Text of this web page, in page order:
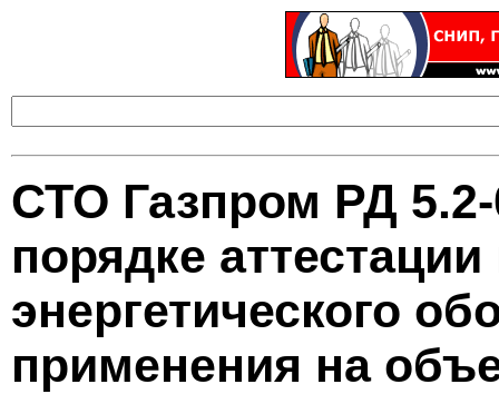
СТО Газпром РД
порядке
энергетического
применения на